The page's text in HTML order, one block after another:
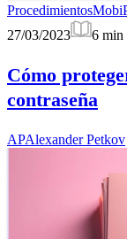
Procedimientos
27/03/2023
6 min
Cómo
contraseña
APAlexander Petkov